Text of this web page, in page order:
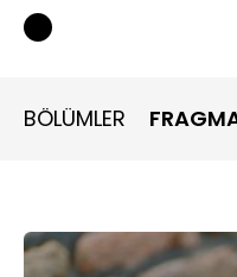
dayak yer ve evden
çıkarlar. İpek gizlice Esen
BÖLÜMLER